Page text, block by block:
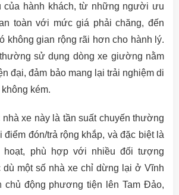
của hành khách, từ những người ưu
toàn với mức giá phải chăng, đến
không gian rộng rãi hơn cho hành lý.
sử dụng dòng xe giường nằm
đại, đảm bảo mang lại trải nghiệm di
kém.
xe này là tần suất chuyến thường
đón/trả rộng khắp, và đặc biệt là
hoạt, phù hợp với nhiều đối tượng
dù một số nhà xe chỉ dừng lại ở Vĩnh
chủ động phương tiện lên Tam Đảo,